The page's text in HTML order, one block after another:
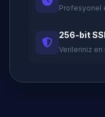
Profesyonel
256-bit
Verileriniz